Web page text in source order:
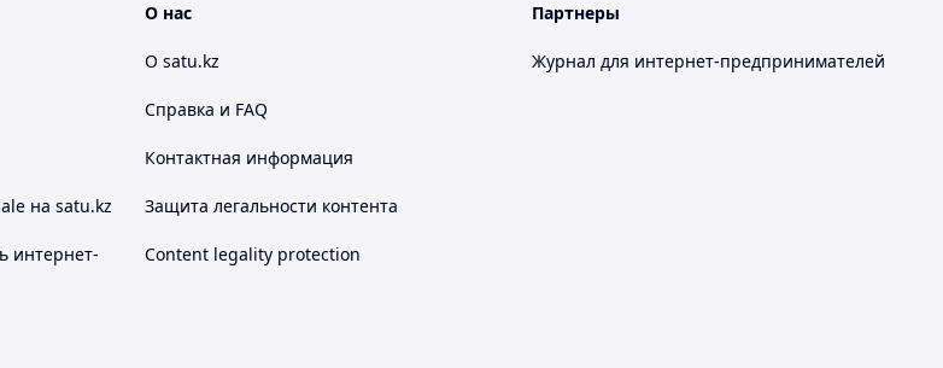
на satu.kz
интернет-
О нас
О satu.kz
Справка и FAQ
Контактная информация
Защита легальности контента
Content legality protection
Партнеры
Журнал для интернет-предпринимателей